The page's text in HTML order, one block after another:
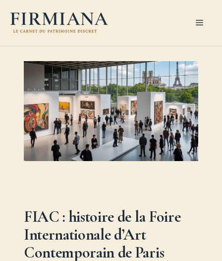
contenu
FIAC : histoire de la Foire
Internationale d’Art
Contemporain de Paris